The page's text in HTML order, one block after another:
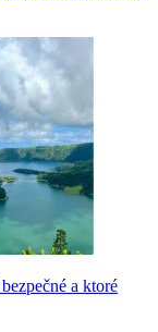
a ktoré